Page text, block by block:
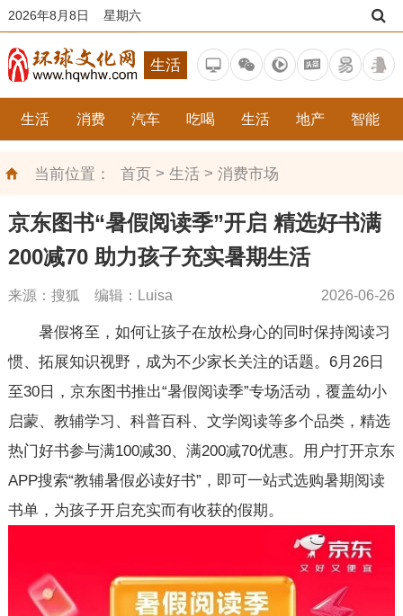
2026年8月8日 星期六
生活
生活 消费 汽车 吃喝 生活 地产 智能
当前位置： 首页> 生活 > 消费市场
京东图书“暑假阅读季”开启 精选好书满
200减70 助力孩子充实暑期生活
来源：搜狐 编辑：Luisa 2026-06-26
暑假将至，如何让孩子在放松身心的同时保持阅读习
惯、拓展知识视野，成为不少家长关注的话题。6月26日
至30日，京东图书推出“暑假阅读季”专场活动，覆盖幼小
启蒙、教辅学习、科普百科、文学阅读等多个品类，精选
热门好书参与满100减30、满200减70优惠。用户打开京东
APP搜索“教辅暑假必读好书”，即可一站式选购暑期阅读
书单，为孩子开启充实而有收获的假期。